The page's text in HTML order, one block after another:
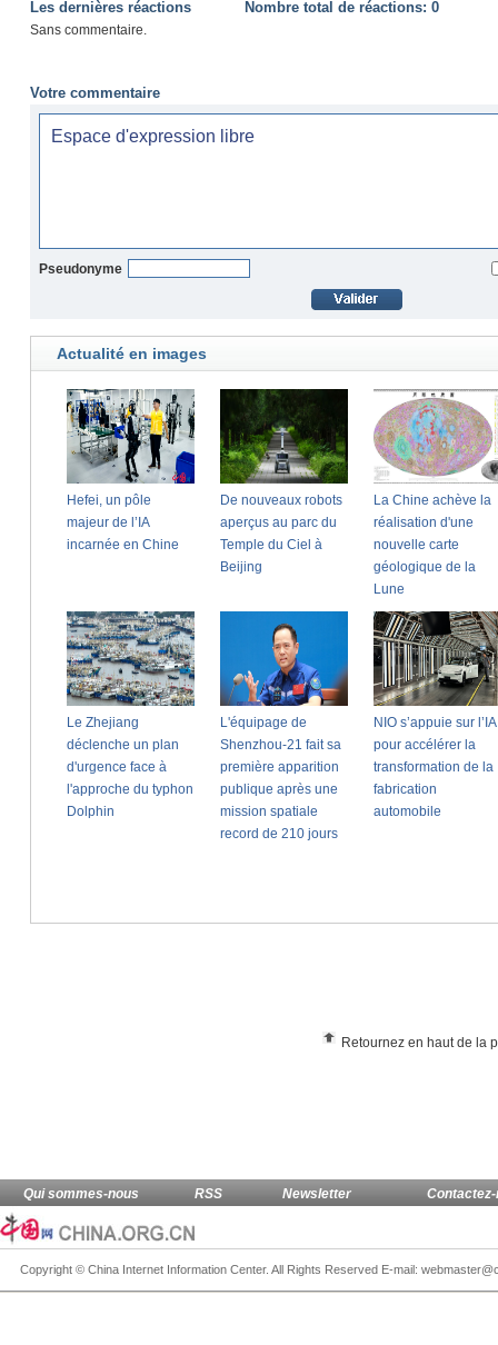
Les dernières réactions Nombre total de réactions: 0
Sans commentaire.
Votre commentaire
Pseudonyme
Retournez en haut de la